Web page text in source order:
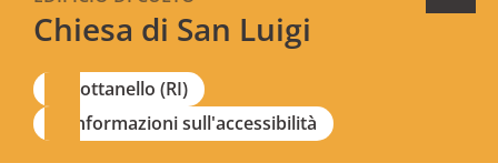
Chiesa di San Luigi
Cottanello (RI)
Informazioni sull'accessibilità